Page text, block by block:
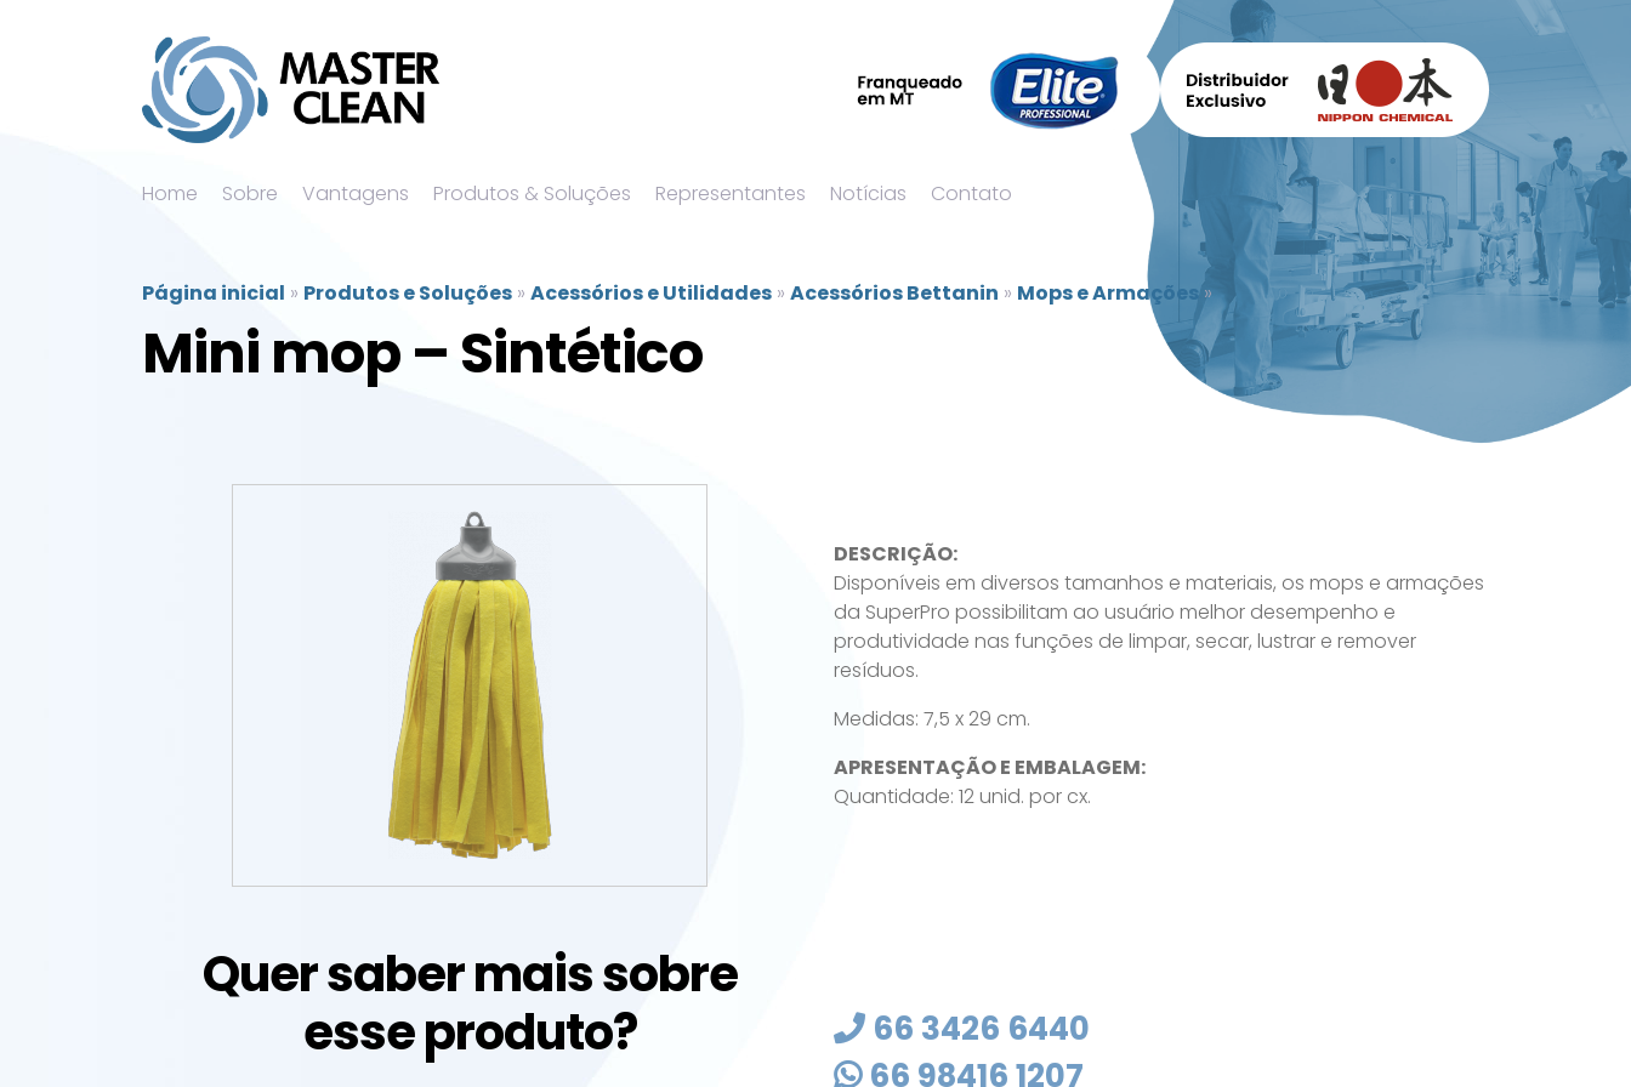
Home Sobre Vantagens Produtos & Soluções Representantes Notícias Contato
Página inicial » Produtos e Soluções » Acessórios e Utilidades » Acessórios Bettanin » Mops e Armações»
Mini mop – Sintético
DESCRIÇÃO:
Disponíveis em diversos tamanhos e materiais, os mops e armações
da SuperPro possibilitam ao usuário melhor desempenho e
produtividade nas funções de limpar, secar, lustrar e remover
resíduos.
Medidas: 7,5 x 29 cm.
APRESENTAÇÃO E EMBALAGEM:
Quantidade: 12 unid. por cx.
Quer saber mais sobre
esse produto?
66 3426 6440
66 98416 1207